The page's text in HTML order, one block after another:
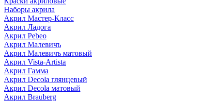
Наборы акрила
Акрил Мастер-Класс
Акрил Ладога
Акрил Pebeo
Акрил Малевичъ
Акрил Малевичъ матовый
Акрил Vista-Artista
Акрил Гамма
Акрил Decola глянцевый
Акрил Decola матовый
Акрил Brauberg